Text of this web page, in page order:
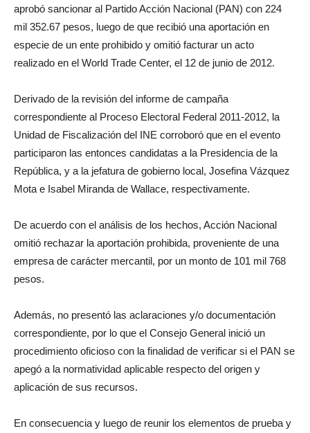
aprobó sancionar al Partido Acción Nacional (PAN) con 224
mil 352.67 pesos, luego de que recibió una aportación en
especie de un ente prohibido y omitió facturar un acto
realizado en el World Trade Center, el 12 de junio de 2012.
Derivado de la revisión del informe de campaña
correspondiente al Proceso Electoral Federal 2011-2012, la
Unidad de Fiscalización del INE corroboró que en el evento
participaron las entonces candidatas a la Presidencia de la
República, y a la jefatura de gobierno local, Josefina Vázquez
Mota e Isabel Miranda de Wallace, respectivamente.
De acuerdo con el análisis de los hechos, Acción Nacional
omitió rechazar la aportación prohibida, proveniente de una
empresa de carácter mercantil, por un monto de 101 mil 768
pesos.
Además, no presentó las aclaraciones y/o documentación
correspondiente, por lo que el Consejo General inició un
procedimiento oficioso con la finalidad de verificar si el PAN se
apegó a la normatividad aplicable respecto del origen y
aplicación de sus recursos.
En consecuencia y luego de reunir los elementos de prueba y